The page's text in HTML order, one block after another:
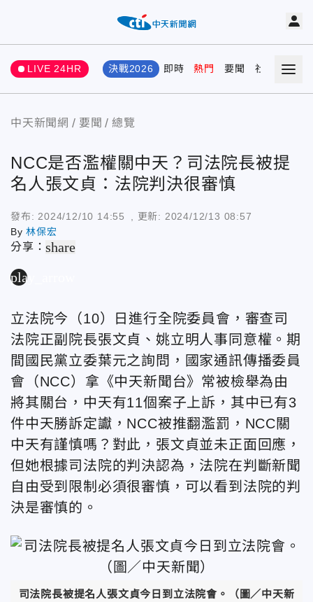
LIVE 24HR 決戰2026 即時 熱門 要聞 社會 娛樂
中天新聞網 要聞 總覽
NCC是否濫權關中天？司法院長被提
名人張文貞：法院判決很審慎
發布: 2024/12/10 14:55 , 更新: 2024/12/13 08:57
By林保宏
分享：share
play_arrow
立法院今（10）日進行全院委員會，審查司
法院正副院長張文貞、姚立明人事同意權。期
間國民黨立委葉元之詢問，國家通訊傳播委員
會（NCC）拿《中天新聞台》常被檢舉為由
將其關台，中天有11個案子上訴，其中已有3
件中天勝訴定讞，NCC被推翻濫罰，NCC關
中天有謹慎嗎？對此，張文貞並未正面回應，
但她根據司法院的判決認為，法院在判斷新聞
自由受到限制必須很審慎，可以看到法院的判
決是審慎的。
司法院長被提名人張文貞今日到立法院會。（圖／中天新